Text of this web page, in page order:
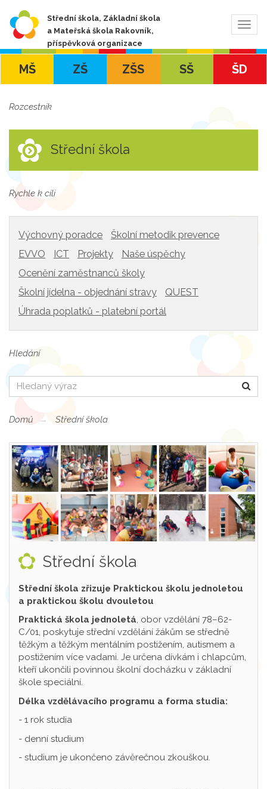
Střední škola, Základní škola
a Mateřská škola Rakovník,
příspěvková organizace
MŠ ZŠ ZŠS SŠ ŠD
Rozcestník
Střední škola
Rychle k cíli
Výchovný poradce
Školní metodik prevence
EVVO
ICT Projekty
Naše úspěchy
Ocenění zaměstnanců školy
Školní jídelna - objednání stravy
QUEST
Úhrada poplatků - platební portál
Hledání
Hledat
Domů Střední škola
Střední škola
Střední škola zřizuje Praktickou školu jednoletou
a praktickou školu dvouletou
Praktická škola jednoletá, obor vzdělání 78–62-
C/01, poskytuje střední vzdělání žákům se středně
těžkým a těžkým mentálním postižením, autismem a
postižením více vadami. Je určena dívkám i chlapcům,
kteří ukončili povinnou školní docházku v základní
škole speciální.
Délka vzdělávacího programu a forma studia:
- 1 rok studia
- denní studium
- studium je ukončeno závěrečnou zkouškou.